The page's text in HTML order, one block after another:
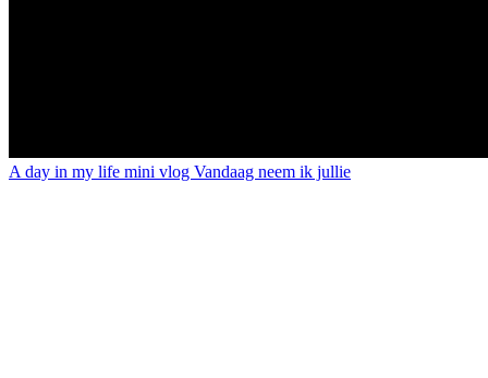
A day in my life mini vlog Vandaag neem ik jullie